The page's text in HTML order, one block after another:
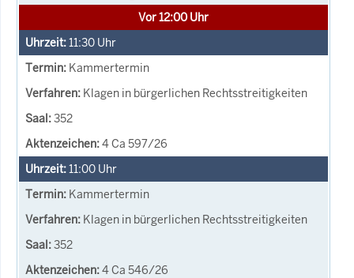
Vor 12:00 Uhr
11:30 Uhr
Kammertermin
Klagen in bürgerlichen Rechtsstreitigkeiten
352
4 Ca 597/26
11:00 Uhr
Kammertermin
Klagen in bürgerlichen Rechtsstreitigkeiten
352
4 Ca 546/26